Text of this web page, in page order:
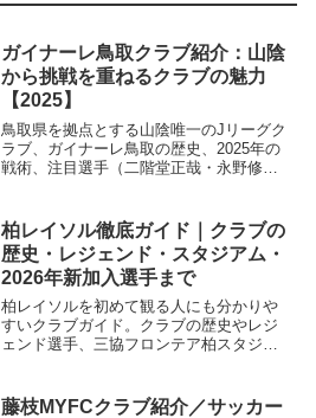
ガイナーレ鳥取クラブ紹介：山陰
から挑戦を重ねるクラブの魅力
【2025】
鳥取県を拠点とする山陰唯一のJリーグク
ラブ、ガイナーレ鳥取の歴史、2025年の
戦術、注目選手（二階堂正哉・永野修
柏レイソル徹底ガイド｜クラブの
歴史・レジェンド・スタジアム・
2026年新加入選手まで
柏レイソルを初めて観る人にも分かりや
すいクラブガイド。クラブの歴史やレジ
ェンド選手、三協フロンテア柏スタジア
藤枝MYFCクラブ紹介／サッカー